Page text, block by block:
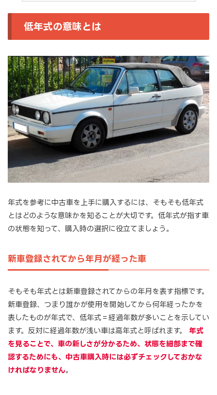
低年式の意味とは
年式を参考に中古車を上手に購入するには、そもそも低年式
とはどのような意味かを知ることが大切です。低年式が指す車
の状態を知って、購入時の選択に役立てましょう。
新車登録されてから年月が経った車
そもそも年式とは新車登録されてからの年月を表す指標です。
新車登録、つまり誰かが使用を開始してから何年経ったかを
表したものが年式で、低年式＝経過年数が多いことを示してい
ます。反対に経過年数が浅い車は高年式と呼ばれます。
年式
を見ることで、車の新しさが分かるため、状態を細部まで確
認するためにも、中古車購入時には必ずチェックしておかな
ければなりません。